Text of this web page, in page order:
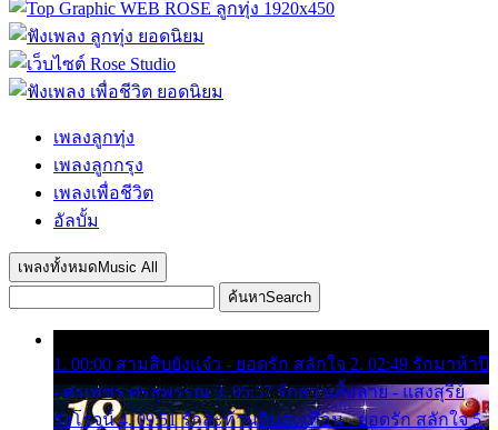
เพลงลูกทุ่ง
เพลงลูกกรุง
เพลงเพื่อชีวิต
อัลบั้ม
เพลงทั้งหมด Music All
ค้นหาSearch
1. 00:00 สามสิบยังแจ๋ว - ยอดรัก สลักใจ 2. 02:49 รักมาห้าปี
- ศรเพชร ศรสุพรรณ 3. 05:57 รักสาวเสื้อลาย - แสงสุรีย์
รุ่งโรจน์ 4. 09:51 รักสะท้านดินสะเทือน - ยอดรัก สลักใจ 5.